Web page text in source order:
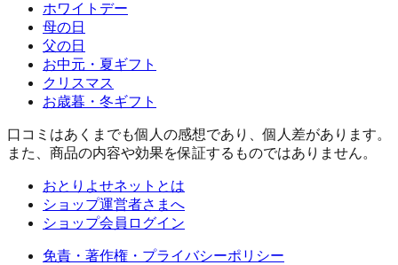
ホワイトデー
母の日
父の日
お中元・夏ギフト
クリスマス
お歳暮・冬ギフト
口コミはあくまでも個人の感想であり、個人差があります。
また、商品の内容や効果を保証するものではありません。
おとりよせネットとは
ショップ運営者さまへ
ショップ会員ログイン
免責・著作権・プライバシーポリシー